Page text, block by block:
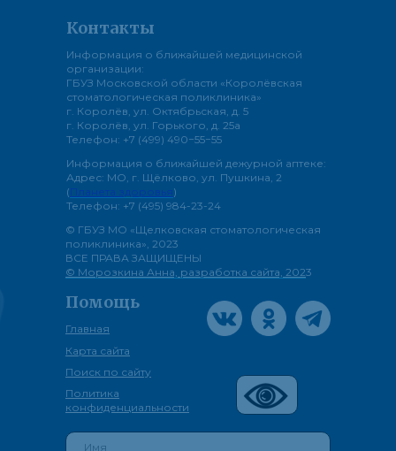
Контакты
Информация о ближайшей медицинской
организации:
ГБУЗ Московской области «Королёвская
стоматологическая поликлиника»
г. Королёв, ул. Октябрьская, д. 5
г. Королёв, ул. Горького, д. 25а
Телефон: +7 (499) 490−55−55
Информация о ближайшей дежурной аптеке:
Адрес: МО, г. Щёлково, ул. Пушкина, 2
(Планета здоровья)
Телефон: +7 (495) 984-23-24
© ГБУЗ МО «Щелковская стоматологическая
поликлиника», 2023
ВСЕ ПРАВА ЗАЩИЩЕНЫ
© Морозкина Анна, разработка сайта, 2023
Помощь
Карта сайта
Поиск по сайту
Политика
конфиденциальности
Главная